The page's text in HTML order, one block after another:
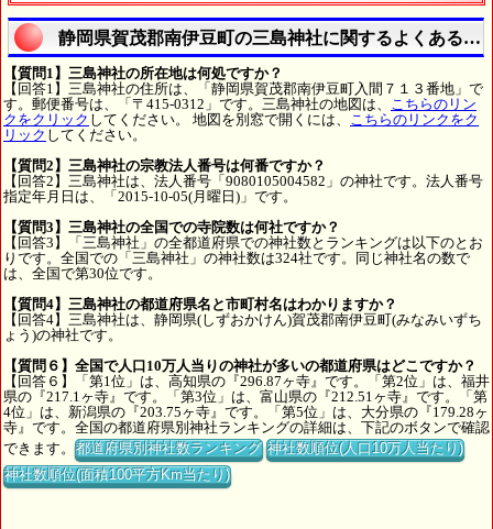
静岡県賀茂郡南伊豆町の三島神社に関するよくある質
【質問1】三島神社の所在地は何処ですか？
【回答1】三島神社の住所は、「静岡県賀茂郡南伊豆町入間７１３番地」で
す。郵便番号は、「〒415-0312」です。三島神社の地図は、 こちらのリン
クをクリック してください。 地図を別窓で開くには、 こちらのリンクをク
リック してください。
【質問2】三島神社の宗教法人番号は何番ですか？
【回答2】三島神社は、法人番号「9080105004582」の神社です。法人番号
指定年月日は、「2015-10-05(月曜日)」です。
【質問3】三島神社の全国での寺院数は何社ですか？
【回答3】「三島神社」の全都道府県での神社数とランキングは以下のとお
りです。全国での「三島神社」の神社数は324社です。同じ神社名の数で
は、全国で第30位です。
【質問4】三島神社の都道府県名と市町村名はわかりますか？
【回答4】三島神社は、静岡県(しずおかけん)賀茂郡南伊豆町(みなみいずち
ょう)の神社です。
【質問６】全国で人口10万人当りの神社が多いの都道府県はどこですか？
【回答６】「第1位」は、高知県の『296.87ヶ寺』です。「第2位」は、福井
県の『217.1ヶ寺』です。「第3位」は、富山県の『212.51ヶ寺』です。「第
4位」は、新潟県の『203.75ヶ寺』です。「第5位」は、大分県の『179.28ヶ
寺』です。全国の都道府県別神社ランキングの詳細は、下記のボタンで確認
できます。都道府県別神社数ランキング 神社数順位(人口10万人当たり)
神社数順位(面積100平方Km当たり)